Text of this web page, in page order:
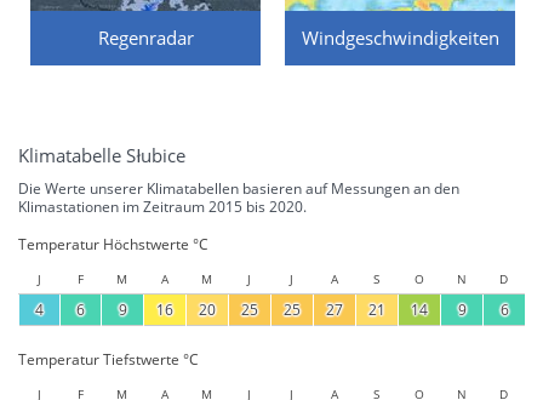
Regenradar Windgeschwindigkeiten
Klimatabelle Słubice
Die Werte unserer Klimatabellen basieren auf Messungen an den
Klimastationen im Zeitraum 2015 bis 2020.
Temperatur Höchstwerte °C
J F M A M J J A S O N D
4 6 9 16 20 25 25 27 21 14 9 6
Temperatur Tiefstwerte °C
J F M A M J J A S O N D